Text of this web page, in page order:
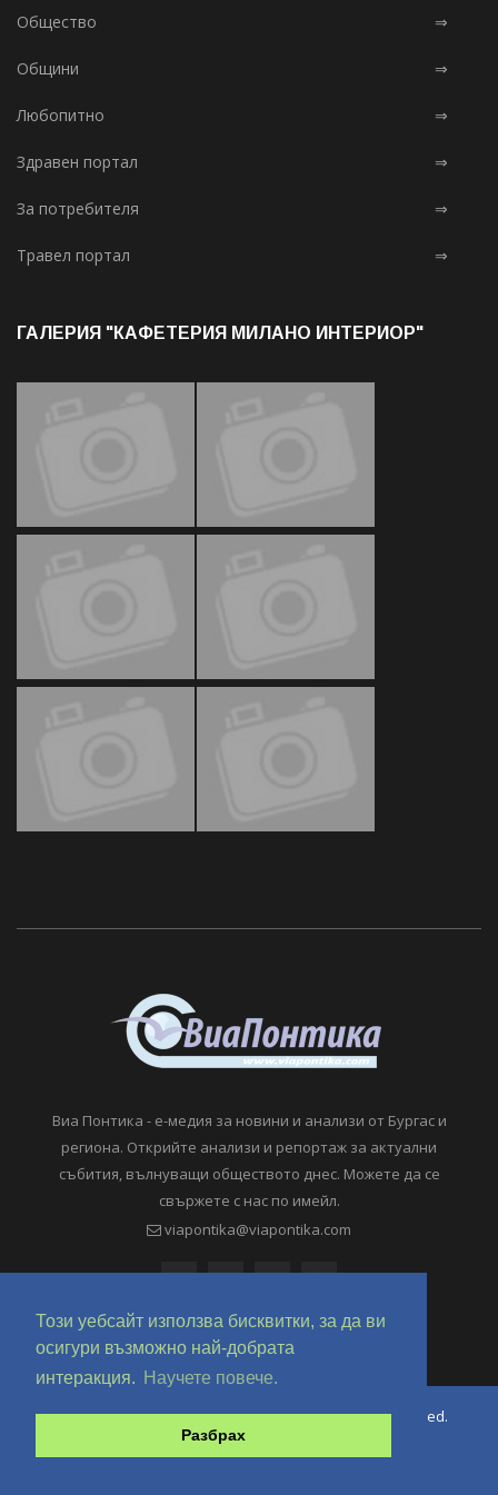
Този уебсайт използва бисквитки, за да ви
осигури възможно най-добрата
интеракция.
Научете повече.
Разбрах
Общество ⇒
Общини ⇒
Любопитно ⇒
Здравен портал ⇒
За потребителя ⇒
Травел портал ⇒
ГАЛЕРИЯ "КАФЕТЕРИЯ МИЛАНО ИНТЕРИОР"
Виа Понтика - е-медия за новини и анализи от Бургас и
региона. Открийте анализи и репортаж за актуални
събития, вълнуващи обществото днес. Можете да се
свържете с нас по имейл.
viapontika@viapontika.com
Copyright © 2018-2024 ViaPontika.com. All Rights Reserved.
Development @ OverHertz Ltd